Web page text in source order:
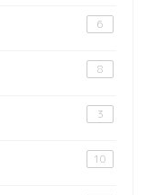
6
8
3
10